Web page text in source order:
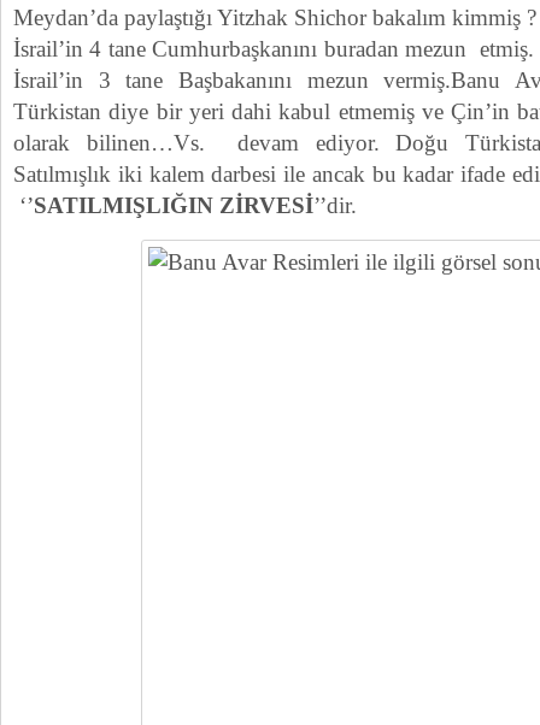
Meydan’da paylaştığı Yitzhak Shichor bakalım
İsrail’in 4 tane Cumhurbaşkanını buradan mezun
İsrail’in 3 tane Başbakanını mezun vermiş.Banu
Türkistan diye bir yeri dahi kabul etmemiş ve Çin’in
olarak bilinen…Vs. devam ediyor. Doğu
Satılmışlık iki kalem darbesi ile ancak bu kadar ifade
‘’SATILMIŞLIĞIN ZİRVESİ’’dir.